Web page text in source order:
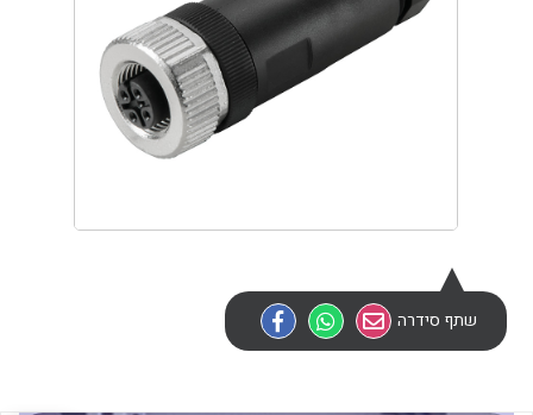
לכל מוצרי היצרן
לכל מוצרי היצרן
שתף סידרה